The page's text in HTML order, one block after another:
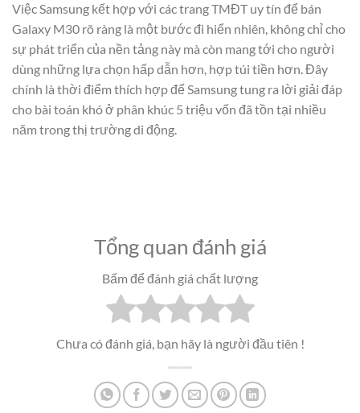
Việc Samsung kết hợp với các trang TMĐT uy tín để bán
Galaxy M30 rõ ràng là một bước đi hiển nhiên, không chỉ cho
sự phát triển của nền tảng này mà còn mang tới cho người
dùng những lựa chọn hấp dẫn hơn, hợp túi tiền hơn. Đây
chính là thời điểm thích hợp để Samsung tung ra lời giải đáp
cho bài toán khó ở phân khúc 5 triệu vốn đã tồn tại nhiều
năm trong thị trường di động.
Tổng quan đánh giá
Bấm để đánh giá chất lượng
Chưa có đánh giá, bạn hãy là người đầu tiên !